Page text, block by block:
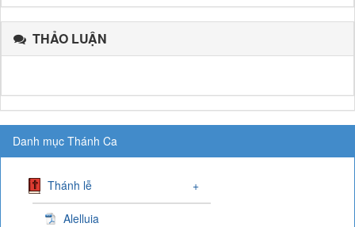
THẢO LUẬN
Danh mục Thánh Ca
Thánh lễ +
Alelluia